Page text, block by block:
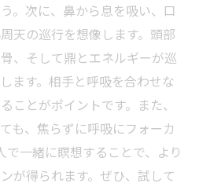
。次に、鼻から息を吸い、口
天の巡行を想像します。頭部
、そして鼎とエネルギーが巡
ます。相手と呼吸を合わせな
ことがポイントです。また、
も、焦らずに呼吸にフォーカ
一緒に瞑想することで、より
が得られます。ぜひ、試して